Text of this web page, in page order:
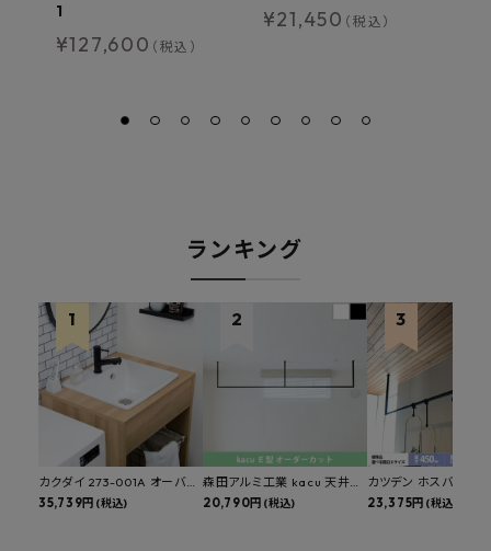
1
¥127,600 （税込）
¥21,450 （税込）
ランキング
カクダイ 273-001A オーバー
カウンタースロップシンク 選
35,739円 (税込)
森田アルミ工業 kacu 天井付
け物干し E型 サイズオーダー
20,790円 (税込)
カツデン ホスバ 天井
物干し 標準サイズ ス
23,375円 (税込)